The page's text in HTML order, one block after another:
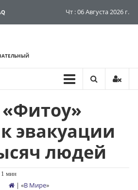
Чт : 06 Августа 2026 г.
эвакуации
людей
1 мин
| «В Мире»